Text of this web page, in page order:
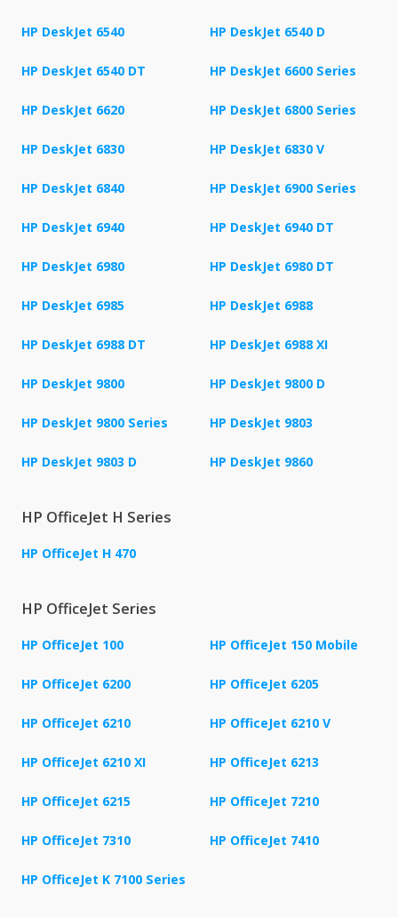
HP DeskJet 6540 HP DeskJet 6540 D
HP DeskJet 6540 DT HP DeskJet 6600 Series
HP DeskJet 6620 HP DeskJet 6800 Series
HP DeskJet 6830 HP DeskJet 6830 V
HP DeskJet 6840 HP DeskJet 6900 Series
HP DeskJet 6940 HP DeskJet 6940 DT
HP DeskJet 6980 HP DeskJet 6980 DT
HP DeskJet 6985 HP DeskJet 6988
HP DeskJet 6988 DT HP DeskJet 6988 XI
HP DeskJet 9800 HP DeskJet 9800 D
HP DeskJet 9800 Series HP DeskJet 9803
HP DeskJet 9803 D HP DeskJet 9860
HP OfficeJet H Series
HP OfficeJet H 470
HP OfficeJet Series
HP OfficeJet 100 HP OfficeJet 150 Mobile
HP OfficeJet 6200 HP OfficeJet 6205
HP OfficeJet 6210 HP OfficeJet 6210 V
HP OfficeJet 6210 XI HP OfficeJet 6213
HP OfficeJet 6215 HP OfficeJet 7210
HP OfficeJet 7310 HP OfficeJet 7410
HP OfficeJet K 7100 Series